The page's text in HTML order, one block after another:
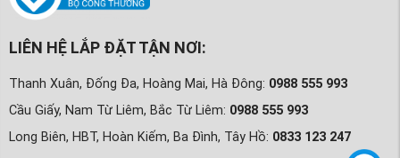
LIÊN HỆ LẮP ĐẶT TẬN NƠI:
Thanh Xuân, Đống Đa, Hoàng Mai, Hà Đông: 0988 555 993
Cầu Giấy, Nam Từ Liêm, Bắc Từ Liêm: 0988 555 993
Long Biên, HBT, Hoàn Kiếm, Ba Đình, Tây Hồ: 0833 123 247